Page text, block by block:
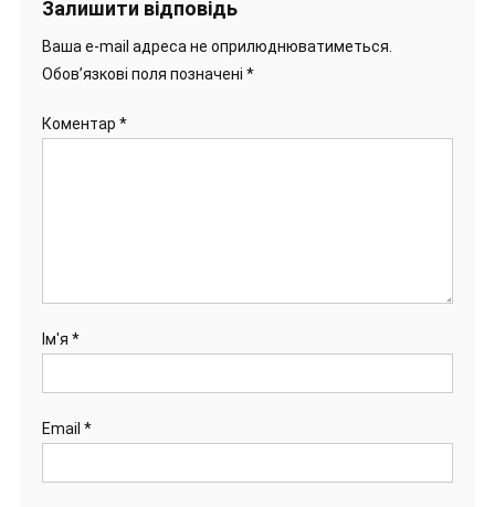
Залишити відповідь
Ваша e-mail адреса не оприлюднюватиметься.
Обов’язкові поля позначені *
Коментар *
Ім'я *
Email *